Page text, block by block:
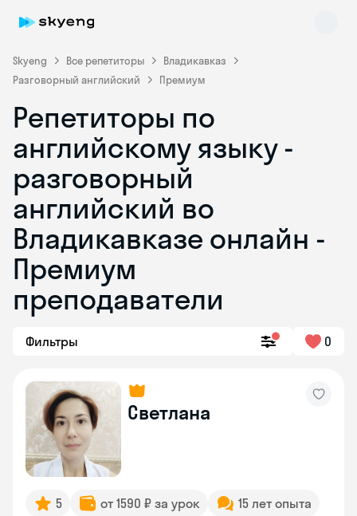
Skyeng Все репетиторы
Владикавказ
Разговорный английский
Премиум
Репетиторы по
английскому языку -
разговорный
английский во
Владикавказе онлайн -
Премиум
преподаватели
Фильтры 0
Светлана
5 от 1590 ₽ за урок
15 лет опыта
Skyeng Chat